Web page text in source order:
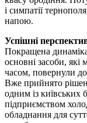
і симпатії
напою.
Успішні
Покращена динаміка
основні засоби,
часом, повернули
Вже прийнято
одним із київських
підприємством
обладнання для